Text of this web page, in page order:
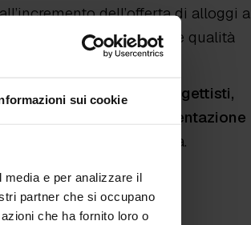
sui cookie
e per analizzare il
partner che si occupano
che ha fornito loro o
dell’offerta di alloggi a
edilizi capaci di coniugare qualità
88:2020 consente a progettisti,
da una documentazione
applicati all’edilizia.